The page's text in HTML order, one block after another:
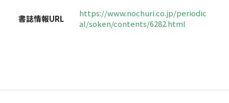
書誌情報URL
https://www.nochuri.co.jp/periodic
al/soken/contents/6282.html